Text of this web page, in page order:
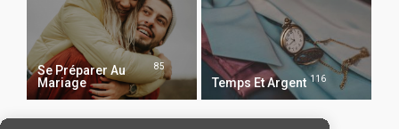
Se Préparer Au
Mariage
85
Temps Et Argent 116